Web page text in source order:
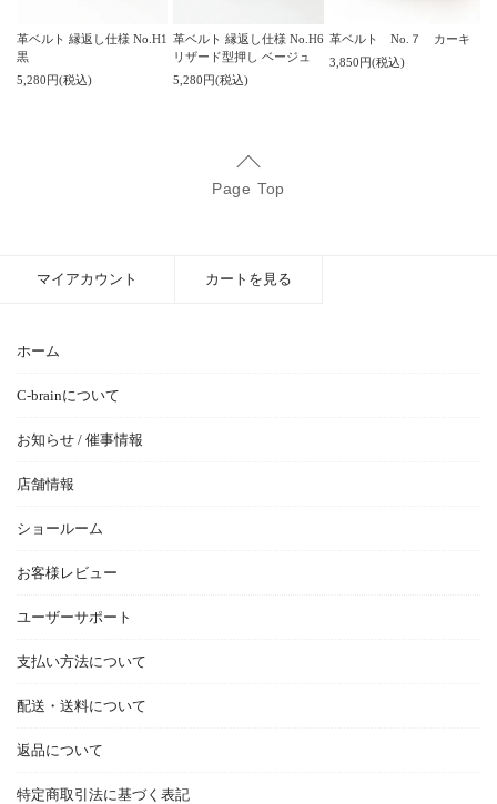
革ベルト 縁返し仕様 No.H1
黒
5,280円(税込)
革ベルト 縁返し仕様 No.H6
リザード型押し ベージュ
5,280円(税込)
革ベルト No.７ カーキ
3,850円(税込)
Page Top
ホーム
C-brainについて
お知らせ / 催事情報
店舗情報
ショールーム
お客様レビュー
ユーザーサポート
支払い方法について
配送・送料について
返品について
特定商取引法に基づく表記
マイアカウント カートを見る